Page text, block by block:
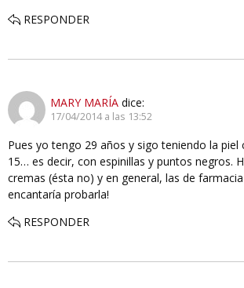
RESPONDER
MARY MARÍA dice:
17/04/2014 a las 13:52
Pues yo tengo 29 años y sigo teniendo la
15… es decir, con espinillas y puntos negros.
cremas (ésta no) y en general, las de
encantaría probarla!
RESPONDER